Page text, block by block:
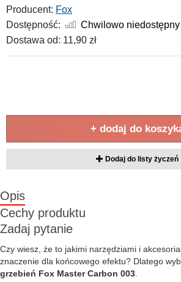
Producent: Fox
Dostępność:
Chwilowo niedostępny
Dostawa od: 11,90 zł
+ dodaj do
Dodaj do listy życzeń
Opis
Cechy produktu
Zadaj pytanie
Czy wiesz, że to jakimi narzędziami i
znaczenie dla końcowego efektu? Dlatego
grzebień Fox Master Carbon 003